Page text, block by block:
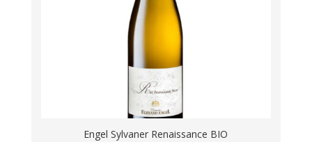
Engel Sylvaner Renaissance BIO